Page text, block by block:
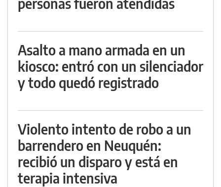
Asalto a mano armada en un
kiosco: entró con un silenciador
y todo quedó registrado
Violento intento de robo a un
barrendero en Neuquén:
recibió un disparo y está en
terapia intensiva